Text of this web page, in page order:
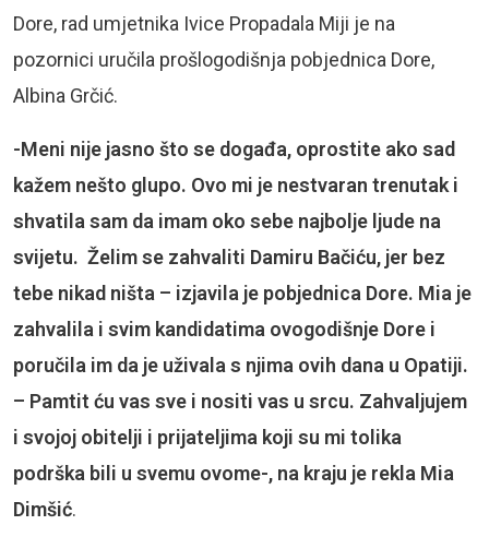
Dore, rad umjetnika Ivice Propadala Miji je na
pozornici uručila prošlogodišnja pobjednica Dore,
Albina Grčić.
-Meni nije jasno što se događa, oprostite ako sad
kažem nešto glupo. Ovo mi je nestvaran trenutak i
shvatila sam da imam oko sebe najbolje ljude na
svijetu. Želim se zahvaliti Damiru Bačiću, jer bez
tebe nikad ništa – izjavila je pobjednica Dore. Mia je
zahvalila i svim kandidatima ovogodišnje Dore i
poručila im da je uživala s njima ovih dana u Opatiji.
– Pamtit ću vas sve i nositi vas u srcu. Zahvaljujem
i svojoj obitelji i prijateljima koji su mi tolika
podrška bili u svemu ovome-, na kraju je rekla Mia
Dimšić.